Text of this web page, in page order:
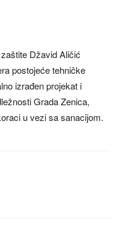
Džavid Aličić
postojeće tehničke
izrađen projekat i
Grada Zenica,
u vezi sa sanacijom.